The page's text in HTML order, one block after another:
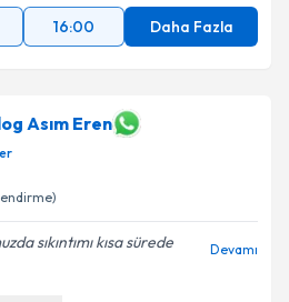
16:00 Daha Fazla
Asım Eren
sıkıntımı kısa sürede
Devamı